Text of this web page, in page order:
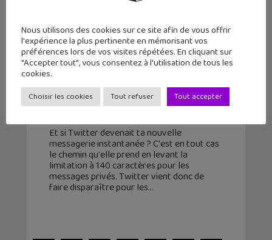
Twitter : la limitation à 140
privés, c’est fini !
Et si Twitter devenait ta nouvelle
messagerie instantanée ? C'est en tout cas
le chemin qu'elle prend en levant la
limitation à 140 caractères pour les
messages privés. Twitter vient donc de
faire disparaître pour les
Nous utilisons des cookies sur ce site afin de vous offrir
l'expérience la plus pertinente en mémorisant vos
préférences lors de vos visites répétées. En cliquant sur
"Accepter tout", vous consentez à l'utilisation de tous les
cookies.
Choisir les cookies Tout refuser Tout accepter